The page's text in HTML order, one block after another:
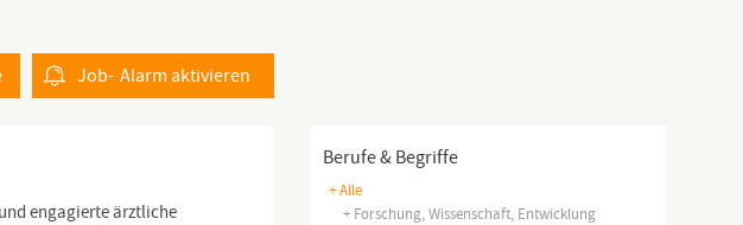
Berufe & Begriffe
+ Alle
+ Forschung, Wissenschaft, Entwicklung
Job- Alarmaktivieren
engagierte ärztliche